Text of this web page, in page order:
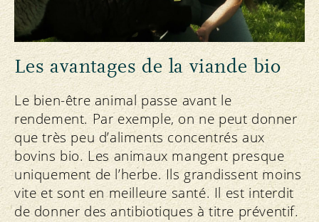
Les avantages de la viande bio
Le bien-être animal passe avant le
rendement. Par exemple, on ne peut donner
que très peu d’aliments concentrés aux
bovins bio. Les animaux mangent presque
uniquement de l’herbe. Ils grandissent moins
vite et sont en meilleure santé. Il est interdit
de donner des antibiotiques à titre préventif.